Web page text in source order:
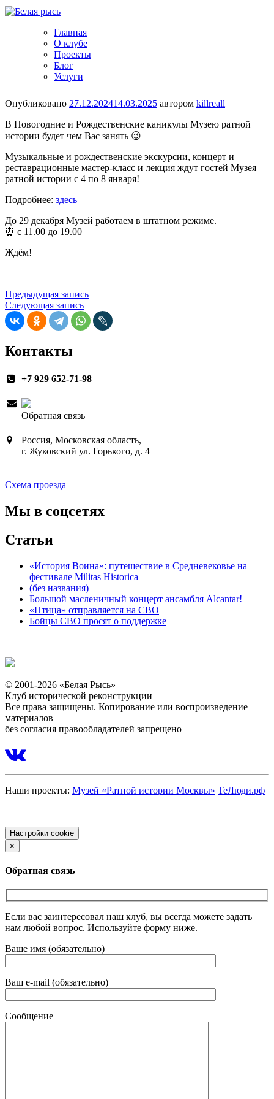
Главная
О клубе
Проекты
Блог
Услуги
Опубликовано 27.12.202414.03.2025 автором killreall
В Новогодние и Рождественские каникулы Музею ратной
истории будет чем Вас занять 😉
Музыкальные и рождественские экскурсии, концерт и
реставрационные мастер-класс и лекция ждут гостей Музея
ратной истории с 4 по 8 января!
Подробнее: здесь
До 29 декабря Музей работаем в штатном режиме.
⏰ с 11.00 до 19.00
Ждём!
Навигация
по
записям
Предыдущая запись
Следующая запись
Контакты
+7 929 652-71-98
Обратная связь
Россия, Московская область,
г. Жуковский ул. Горького, д. 4
Схема проезда
Мы в соцсетях
Статьи
«История Воина»: путешествие в Средневековье на
фестивале Militas Historica
(без названия)
Большой масленичный концерт ансамбля Alcantar!
«Птица» отправляется на СВО
Бойцы СВО просят о поддержке
© 2001-2026 «Белая Рысь»
Клуб исторической реконструкции
Все права защищены. Копирование или воспроизведение
материалов
без согласия правообладателей запрещено
Наши проекты: Музей «Ратной истории Москвы» ТеЛюди.рф
Настройки cookie
×
Обратная связь
Если вас заинтересовал наш клуб, вы всегда можете задать
нам любой вопрос. Используйте форму ниже.
Ваше имя (обязательно)
Ваш e-mail (обязательно)
Сообщение